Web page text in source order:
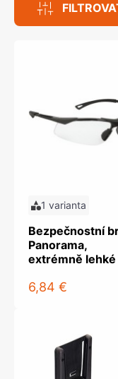
1 varianta
Bezpečnostní
Panorama,
extrémně lehké
6,84 €